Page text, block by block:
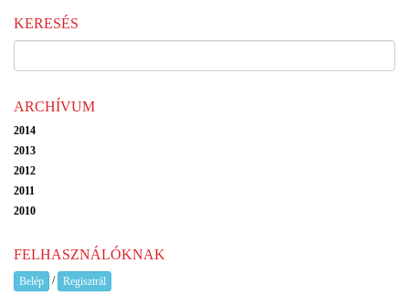
KERESÉS
ARCHÍVUM
2014
2013
2012
2011
2010
FELHASZNÁLÓKNAK
Belép / Regisztrál